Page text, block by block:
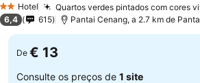
2 Estrelas
Hotel Quartos verdes pintados com cores
6,4 615 Pantai Cenang, a 2.7 km de
De € 13
Consulte os preços de 1 site